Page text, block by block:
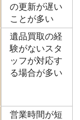
の更新が遅い
ことが多い
遺品買取の経
験がないスタ
ッフが対応す
る場合が多い
営業時間が短